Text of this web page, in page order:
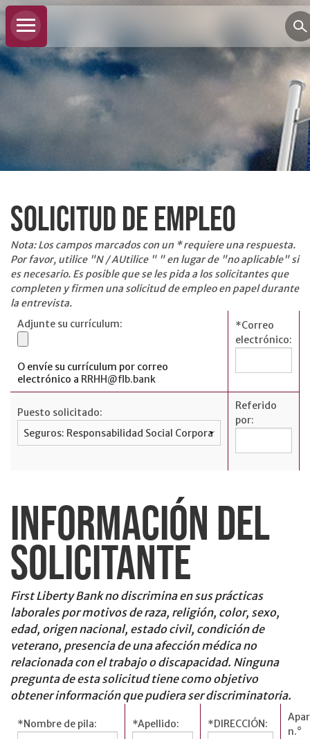
BANCA
Cuenta
corriente
personal
Ahorros
personales
préstamos
Tarjetas de
crédito
personales
English
Préstamos
comerciales
Cuentas
comerciales
Gestión de
tesorería
Tarjetas de
crédito
empresariales
English
SOLICITUD DE EMPLEO
Nota: Los campos marcados con un *requiere una respuesta.
Por favor, utilice "N / AUtilice " " en lugar de "no aplicable" si
es necesario. Es posible que se les pida a los solicitantes que
completen y firmen una solicitud de empleo en papel durante
la entrevista.
Adjunte su currículum:
O envíe su currículum por correo
electrónico a RRHH@flb.bank
*Correo
electrónico:
Puesto solicitado:
Referido
por:
INFORMACIÓN DEL
SOLICITANTE
First Liberty Bank no discrimina en sus prácticas
laborales por motivos de raza, religión, color, sexo,
edad, origen nacional, estado civil, condición de
veterano, presencia de una afección médica no
relacionada con el trabajo o discapacidad. Ninguna
pregunta de esta solicitud tiene como objetivo
obtener información que pudiera ser discriminatoria.
*Nombre de pila: *Apellido: *DIRECCIÓN:
n.°